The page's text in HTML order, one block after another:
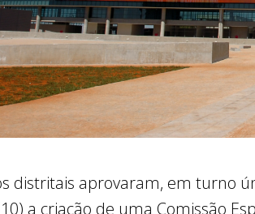
distritais aprovaram, em turno
a criação de uma Comissão